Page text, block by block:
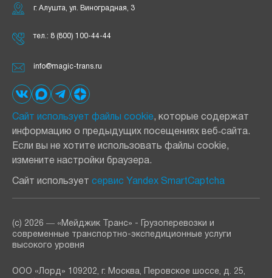
г. Алушта, ул. Виноградная, 3
тел.: 8 (800) 100-44-44
info@magic-trans.ru
Сайт использует файлы cookie, которые содержат
информацию о предыдущих посещениях веб‑сайта.
Если вы не хотите использовать файлы cookie,
измените настройки браузера.
Сайт использует сервис Yandex SmartCaptcha
(с) 2026 ― «Мейджик Транс» - Грузоперевозки и
современные транспортно-экспедиционные услуги
высокого уровня
ООО «Лорд» 109202, г. Москва, Перовское шоссе, д. 25,